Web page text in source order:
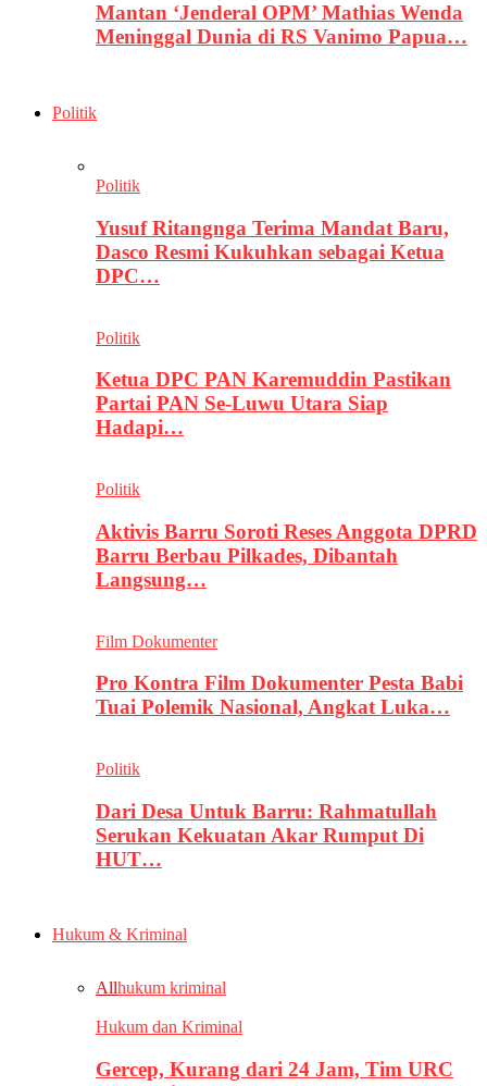
Mantan ‘Jenderal OPM’ Mathias Wenda
Meninggal Dunia di RS Vanimo Papua…
Politik
Politik
Yusuf Ritangnga Terima Mandat Baru,
Dasco Resmi Kukuhkan sebagai Ketua
DPC…
Politik
Ketua DPC PAN Karemuddin Pastikan
Partai PAN Se-Luwu Utara Siap
Hadapi…
Politik
Aktivis Barru Soroti Reses Anggota DPRD
Barru Berbau Pilkades, Dibantah
Langsung…
Film Dokumenter
Pro Kontra Film Dokumenter Pesta Babi
Tuai Polemik Nasional, Angkat Luka…
Politik
Dari Desa Untuk Barru: Rahmatullah
Serukan Kekuatan Akar Rumput Di
HUT…
Hukum & Kriminal
Allhukum kriminal
Hukum dan Kriminal
Gercep, Kurang dari 24 Jam, Tim URC